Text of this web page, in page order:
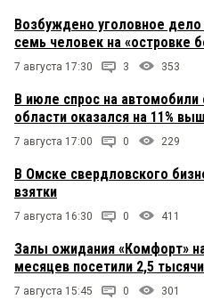
Возбуждено уголовное
семь человек на «островке
7 августа 17:30 3 353
В июле спрос на
области оказался на 11%
7 августа 17:00 0 229
В Омске свердловского
взятки
7 августа 16:30 0 411
Залы ожидания «Комфорт»
месяцев посетили 2,5
7 августа 15:45 0 301